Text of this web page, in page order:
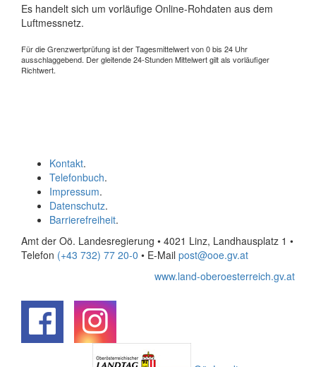
Es handelt sich um vorläufige Online-Rohdaten aus dem
Luftmessnetz.
Für die Grenzwertprüfung ist der Tagesmittelwert von 0 bis 24 Uhr
ausschlaggebend. Der gleitende 24-Stunden Mittelwert gilt als vorläufiger
Richtwert.
Kontakt.
Telefonbuch.
Impressum.
Datenschutz.
Barrierefreiheit.
Amt der Oö. Landesregierung • 4021 Linz, Landhausplatz 1 •
Telefon (+43 732) 77 20-0 • E-Mail post@ooe.gv.at
www.land-oberoesterreich.gv.at